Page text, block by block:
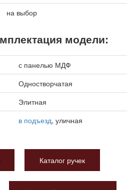
на выбор
модели:
с панелью МДФ
Одностворчатая
Элитная
в подъезд, уличная
Каталог ручек